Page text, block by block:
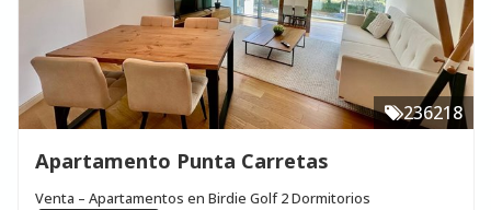
236218
Apartamento Punta Carretas
Venta – Apartamentos en Birdie Golf 2 Dormitorios